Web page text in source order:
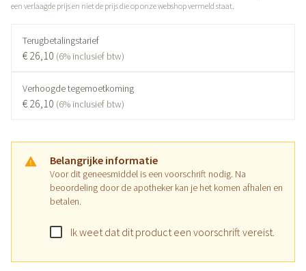
een verlaagde prijs en niet de prijs die op onze webshop vermeld staat.
Terugbetalingstarief
€ 26,10 (6% inclusief btw)
Verhoogde tegemoetkoming
€ 26,10 (6% inclusief btw)
Belangrijke informatie
Voor dit geneesmiddel is een voorschrift nodig. Na
beoordeling door de apotheker kan je het komen afhalen en
betalen.
Ik weet dat dit product een voorschrift vereist.